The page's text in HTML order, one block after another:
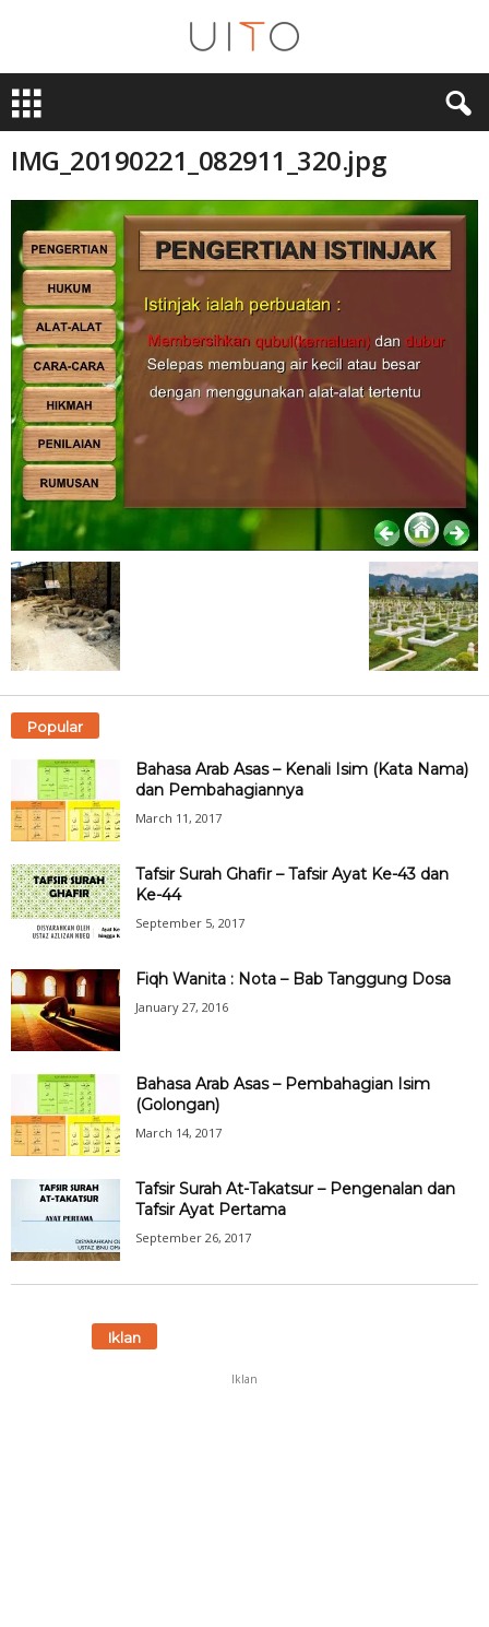
T
IMG_20190221_082911_320.jpg
Popular
Bahasa Arab Asas – Kenali Isim (Kata Nama)
dan Pembahagiannya
March 11, 2017
Tafsir Surah Ghafir – Tafsir Ayat Ke-43 dan
Ke-44
September 5, 2017
Fiqh Wanita : Nota – Bab Tanggung Dosa
January 27, 2016
Bahasa Arab Asas – Pembahagian Isim
(Golongan)
March 14, 2017
Tafsir Surah At-Takatsur – Pengenalan dan
Tafsir Ayat Pertama
September 26, 2017
Iklan
Iklan